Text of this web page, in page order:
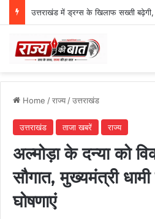
ग्राफिक एरा को बड़ी सफलता, एनएमसी ने
Home /राज्य/उत्तराखंड
उत्तराखंड ताजा खबरें राज्य
अल्मोड़ा के दन्या को
सौगात, मुख्यमंत्री
घोषणाएं